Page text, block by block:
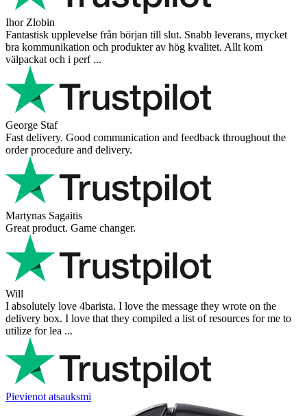
Ihor Zlobin
Fantastisk upplevelse från början till slut. Snabb leverans, mycket
bra kommunikation och produkter av hög kvalitet. Allt kom
välpackat och i perf ...
George Staf
Fast delivery. Good communication and feedback throughout the
order procedure and delivery.
Martynas Sagaitis
Great product. Game changer.
Will
I absolutely love 4barista. I love the message they wrote on the
delivery box. I love that they compiled a list of resources for me to
utilize for lea ...
Pievienot atsauksmi